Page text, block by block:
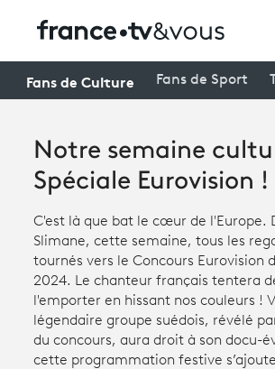
Festivals
Creators
À la une
Participer et assister à une émission
À votre écoute
Productions et innovation
Fans de Culture Fans de Sport
Notre semaine
Spéciale Eurovision !
C'est là que bat le cœur de l'Europe.
Slimane, cette semaine, tous les
tournés vers le Concours Eurovision
2024. Le chanteur français tentera
l'emporter en hissant nos couleurs !
légendaire groupe suédois, révélé
du concours, aura droit à son docu-
cette programmation festive